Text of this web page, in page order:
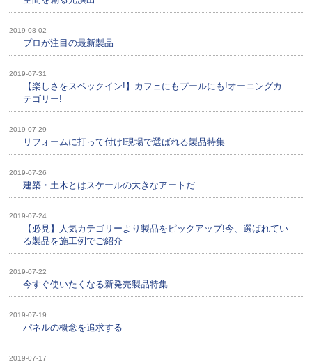
2019-08-02
プロが注目の最新製品
2019-07-31
【楽しさをスペックイン!】カフェにもプールにも!オーニングカ
テゴリー!
2019-07-29
リフォームに打って付け!現場で選ばれる製品特集
2019-07-26
建築・土木とはスケールの大きなアートだ
2019-07-24
【必見】人気カテゴリーより製品をピックアップ!今、選ばれてい
る製品を施工例でご紹介
2019-07-22
今すぐ使いたくなる新発売製品特集
2019-07-19
パネルの概念を追求する
2019-07-17